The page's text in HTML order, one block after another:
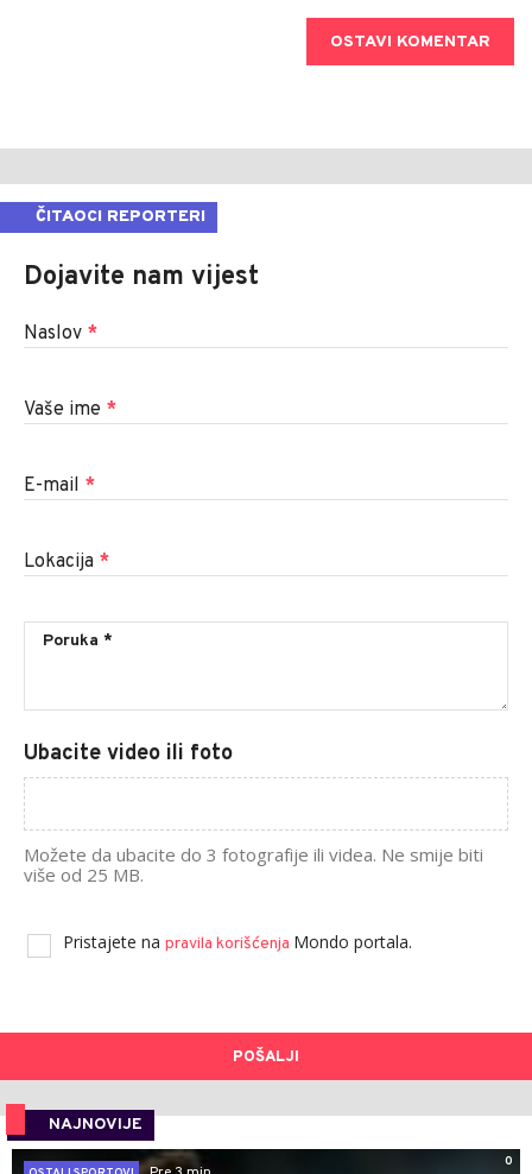
OSTAVI KOMENTAR
ČITAOCI REPORTERI
Dojavite nam vijest
Naslov *
Vaše ime *
E-mail *
Lokacija *
Ubacite video ili foto
Možete da ubacite do 3 fotografije ili videa. Ne smije biti
više od 25 MB.
Pristajete na pravila korišćenja Mondo portala.
POŠALJI
NAJNOVIJE
0